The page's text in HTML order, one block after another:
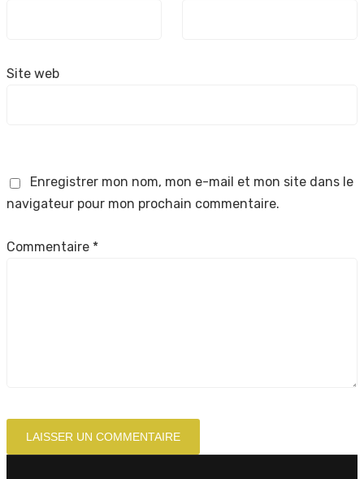
Site web
Enregistrer mon nom, mon e-mail et mon site dans le
navigateur pour mon prochain commentaire.
Commentaire *